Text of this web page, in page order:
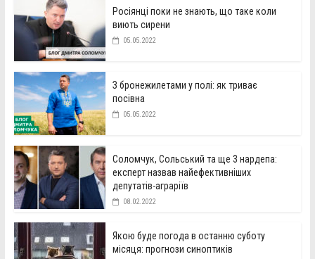
Росіянці поки не знають, що таке коли
виють сирени
05.05.2022
З бронежилетами у полі: як триває
посівна
05.05.2022
Соломчук, Сольський та ще 3 нардепа:
експерт назвав найефективніших
депутатів-аграріїв
08.02.2022
Якою буде погода в останню суботу
місяця: прогнози синоптиків